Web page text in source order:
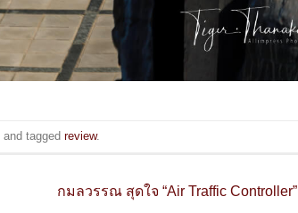
and tagged review.
กมลวรรณ สุดใจ “Air Traffic Controller”